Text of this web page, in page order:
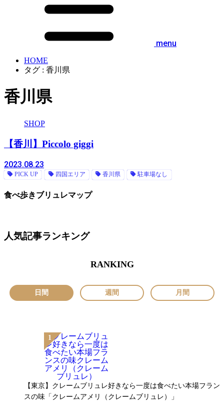
menu
HOME
タグ : 香川県
香川県
SHOP
【香川】Piccolo giggi
2023.08.23
PICK UP 四国エリア 香川県 駐車場なし
食べ歩きブリュレマップ
人気記事ランキング
RANKING
日間 週間 月間
【東京】クレームブリュレ好きなら一度は食べたい本場フラン
スの味「クレームアメリ（クレームブリュレ）」